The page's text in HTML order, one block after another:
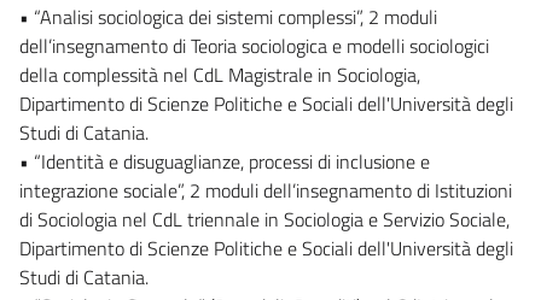
• “Analisi sociologica dei sistemi complessi”, 2 moduli
dell’insegnamento di Teoria sociologica e modelli sociologici
della complessità nel CdL Magistrale in Sociologia,
Dipartimento di Scienze Politiche e Sociali dell'Università degli
Studi di Catania.
• “Identità e disuguaglianze, processi di inclusione e
integrazione sociale”, 2 moduli dell’insegnamento di Istituzioni
di Sociologia nel CdL triennale in Sociologia e Servizio Sociale,
Dipartimento di Scienze Politiche e Sociali dell'Università degli
Studi di Catania.